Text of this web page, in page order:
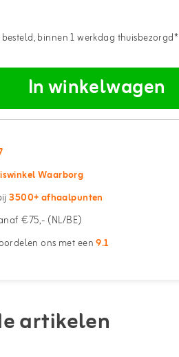
binnen 1 werkdag thuisbezorgd*
In winkelwagen
Waarborg
3500+ afhaalpunten
€75,- (NL/BE)
ons met een9.1
artikelen